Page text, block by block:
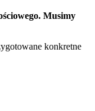
Musimy
konkretne